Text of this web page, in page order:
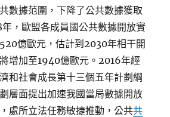
數據范圍，下降了公共數據獲取
，歐盟各成員國公共數據開放實
億歐元，估計到2030年相干開
增加至1940億歐元。2016年經
和社會成長第十三個五年計劃綱
層面提出加速我國當局數據開放
處所立法任務敏捷推動，公共共